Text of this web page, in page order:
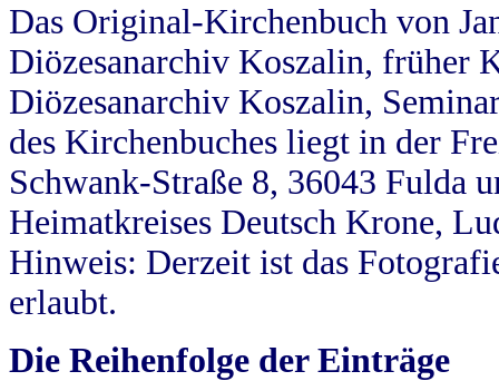
Das Original-Kirchenbuch von
Diözesanarchiv Koszalin, früher
Diözesanarchiv Koszalin,
des Kirchenbuches liegt in der
Schwank-Straße 8, 36043 Fulda
Heimatkreises Deutsch Krone,
Hinweis: Derzeit ist das
erlaubt.
Die Reihenfolge der Einträge